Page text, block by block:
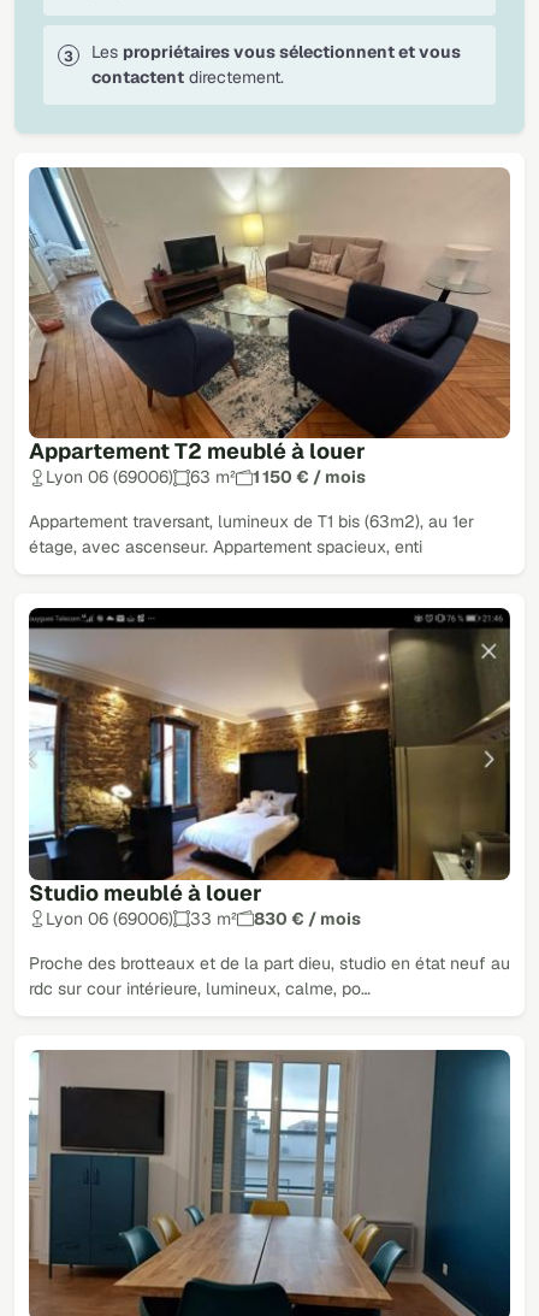
Appartement T2 meublé à louer
Lyon 06 (69006) 63 m² 1 150 € / mois
Appartement traversant, lumineux de T1 bis (63m2), au 1er
étage, avec ascenseur. Appartement spacieux, enti
Studio meublé à louer
Lyon 06 (69006) 33 m² 830 € / mois
Proche des brotteaux et de la part dieu, studio en état neuf au
rdc sur cour intérieure, lumineux, calme, po…
Les propriétaires vous sélectionnent et vous
contactent directement.